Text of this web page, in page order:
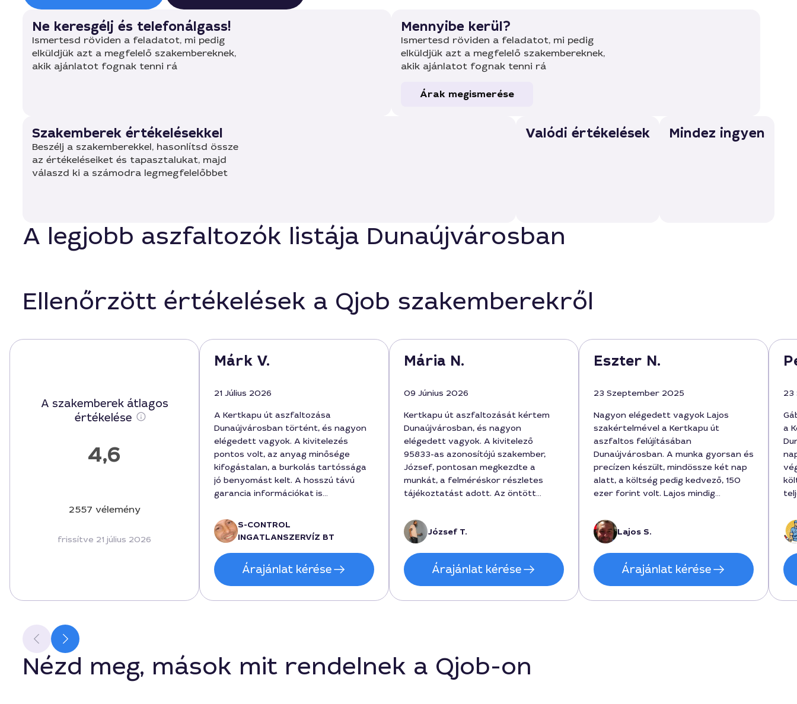
Ne keresgélj és telefonálgass!
Ismertesd röviden a feladatot, mi pedig
elküldjük azt a megfelelő szakembereknek,
akik ajánlatot fognak tenni rá
Mennyibe kerül?
Ismertesd röviden a feladatot, mi pedig
elküldjük azt a megfelelő szakembereknek,
akik ajánlatot fognak tenni rá
Árak megismerése
Szakemberek értékelésekkel
Beszélj a szakemberekkel, hasonlítsd össze
az értékeléseiket és tapasztalukat, majd
válaszd ki a számodra legmegfelelőbbet
Valódi értékelések Mindez ingyen
A legjobb aszfaltozók listája Dunaújvárosban
Ellenőrzött értékelések a Qjob szakemberekről
A szakemberek átlagos
értékelése
4,6
2557 vélemény
frissítve 21 július 2026
Márk V.
21 Július 2026
A Kertkapu út aszfaltozása
Dunaújvárosban történt, és nagyon
elégedett vagyok. A kivitelezés
pontos volt, az anyag minősége
kifogástalan, a burkolás tartóssága
jó benyomást kelt. A hosszú távú
garancia információkat is
költség a megadott kereten belül
maradt, körülbelül 420000 forintért
végezték, a munka 2 nap alatt
zajlott. Az ütemtervhez igazodtak, és
a kertkapu előtti rész esztétikusan
illeszkedik az ösvényhez.
S-CONTROL
INGATLANSZERVÍZ BT
Árajánlat kérése
Mária N.
09 Június 2026
Kertkapu út aszfaltozását kértem
Dunaújvárosban, és nagyon
elégedett vagyok. A kivitelező
95833-as azonosítójú szakember,
József, pontosan megkezdte a
munkát, a felméréskor részletes
tájékoztatást adott. Az öntött
simasága első osztályú, a hosszú
évekig tartó tartósságot szem előtt
tartva végezte a feladatot. A
költség a megállapított árban
maradt, végül 45000 forintért zárult
a projekt, és a munka 2 nap alatt
József T.
Árajánlat kérése
Eszter N.
23 Szeptember 2025
Nagyon elégedett vagyok Lajos
szakértelmével a Kertkapu út
aszfaltos felújításában
Dunaújvárosban. A munka gyorsan és
precízen készült, mindössze két nap
alatt, a költség pedig kedvező, 150
ezer forint volt. Lajos mindig
könnyű volt vele együtt dolgozni.
Bátran ajánlom mindenkinek!
Lajos S.
Árajánlat kérése
23
a
Nézd meg, mások mit rendelnek a Qjob-on